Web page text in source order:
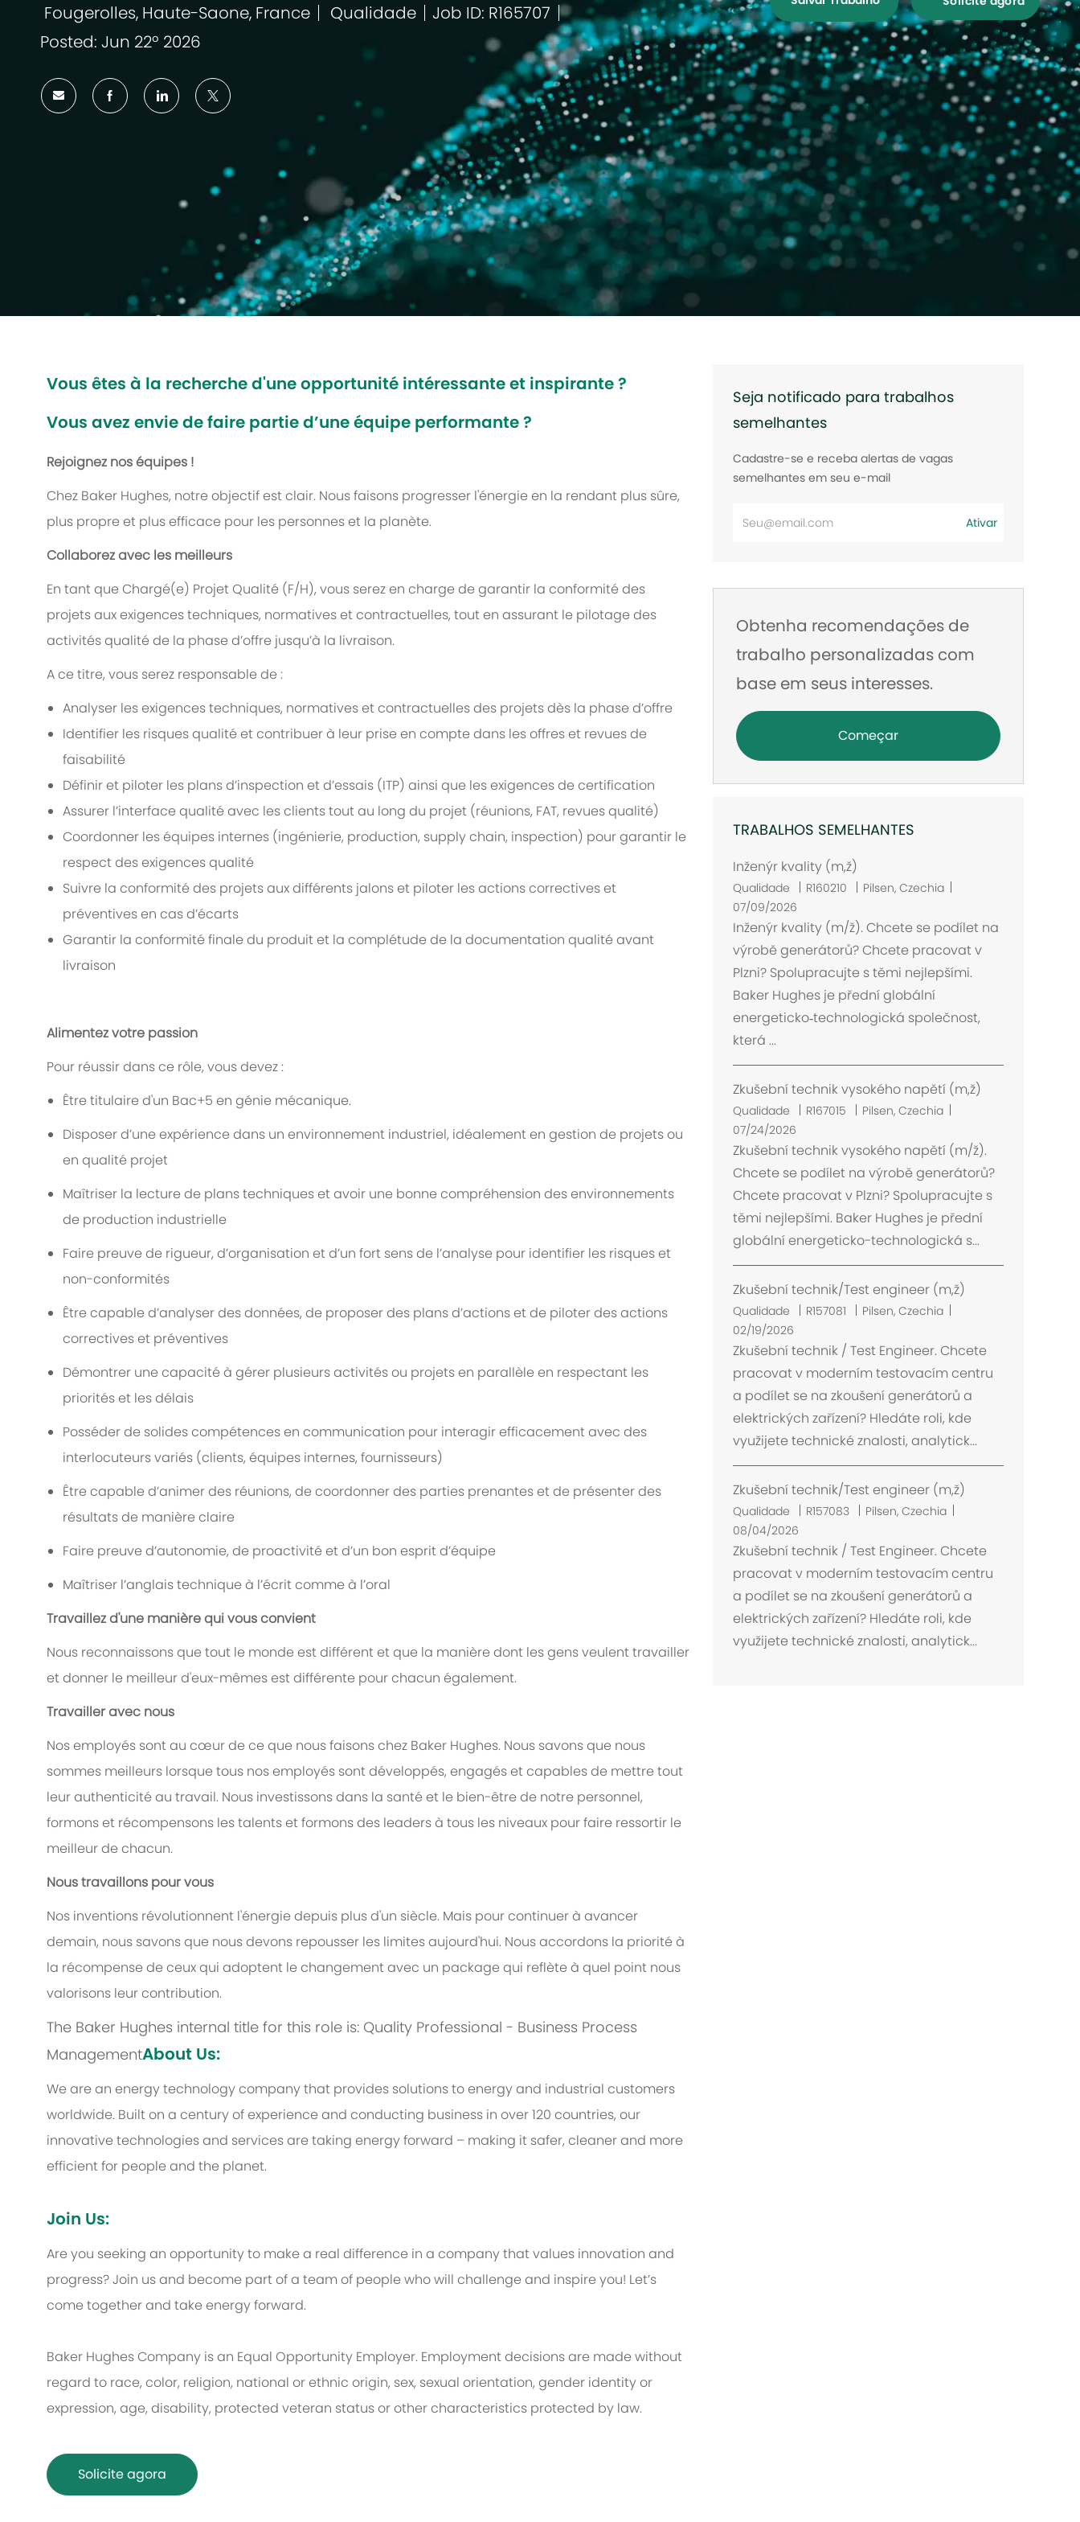
Localização
Fougerolles, Haute-Saone, France
Categoria
Qualidade
Job ID: R165707
Posted: Jun 22º 2026
Vous êtes à la recherche d'une opportunité intéressante et inspirante ?
Vous avez envie de faire partie d’une équipe performante ?
Rejoignez nos équipes !
Chez Baker Hughes, notre objectif est clair. Nous faisons progresser l'énergie en la rendant plus sûre,
plus propre et plus efficace pour les personnes et la planète.
Collaborez avec les meilleurs
En tant que Chargé(e) Projet Qualité (F/H), vous serez en charge de garantir la conformité des
projets aux exigences techniques, normatives et contractuelles, tout en assurant le pilotage des
activités qualité de la phase d’offre jusqu’à la livraison.
A ce titre, vous serez responsable de :
Analyser les exigences techniques, normatives et contractuelles des projets dès la phase d’offre
Identifier les risques qualité et contribuer à leur prise en compte dans les offres et revues de
faisabilité
Définir et piloter les plans d’inspection et d’essais (ITP) ainsi que les exigences de certification
Assurer l’interface qualité avec les clients tout au long du projet (réunions, FAT, revues qualité)
Coordonner les équipes internes (ingénierie, production, supply chain, inspection) pour garantir le
respect des exigences qualité
Suivre la conformité des projets aux différents jalons et piloter les actions correctives et
préventives en cas d’écarts
Garantir la conformité finale du produit et la complétude de la documentation qualité avant
livraison
Alimentez votre passion
Pour réussir dans ce rôle, vous devez :
Être titulaire d'un Bac+5 en génie mécanique.
Disposer d’une expérience dans un environnement industriel, idéalement en gestion de projets ou
en qualité projet
Maîtriser la lecture de plans techniques et avoir une bonne compréhension des environnements
de production industrielle
Faire preuve de rigueur, d’organisation et d’un fort sens de l’analyse pour identifier les risques et
non-conformités
Être capable d’analyser des données, de proposer des plans d’actions et de piloter des actions
correctives et préventives
Démontrer une capacité à gérer plusieurs activités ou projets en parallèle en respectant les
priorités et les délais
Posséder de solides compétences en communication pour interagir efficacement avec des
interlocuteurs variés (clients, équipes internes, fournisseurs)
Être capable d’animer des réunions, de coordonner des parties prenantes et de présenter des
résultats de manière claire
Faire preuve d’autonomie, de proactivité et d’un bon esprit d’équipe
Maîtriser l’anglais technique à l’écrit comme à l’oral
Travaillez d'une manière qui vous convient
Nous reconnaissons que tout le monde est différent et que la manière dont les gens veulent travailler
et donner le meilleur d'eux-mêmes est différente pour chacun également.
Travailler avec nous
Nos employés sont au cœur de ce que nous faisons chez Baker Hughes. Nous savons que nous
sommes meilleurs lorsque tous nos employés sont développés, engagés et capables de mettre tout
leur authenticité au travail. Nous investissons dans la santé et le bien-être de notre personnel,
formons et récompensons les talents et formons des leaders à tous les niveaux pour faire ressortir le
meilleur de chacun.
Nous travaillons pour vous
Nos inventions révolutionnent l'énergie depuis plus d'un siècle. Mais pour continuer à avancer
demain, nous savons que nous devons repousser les limites aujourd'hui. Nous accordons la priorité à
la récompense de ceux qui adoptent le changement avec un package qui reflète à quel point nous
valorisons leur contribution.
The Baker Hughes internal title for this role is: Quality Professional - Business Process
ManagementAbout Us:
We are an energy technology company that provides solutions to energy and industrial customers
worldwide. Built on a century of experience and conducting business in over 120 countries, our
innovative technologies and services are taking energy forward – making it safer, cleaner and more
efficient for people and the planet.
Join Us:
Are you seeking an opportunity to make a real difference in a company that values innovation and
progress? Join us and become part of a team of people who will challenge and inspire you! Let’s
come together and take energy forward.
Baker Hughes Company is an Equal Opportunity Employer. Employment decisions are made without
regard to race, color, religion, national or ethnic origin, sex, sexual orientation, gender identity or
expression, age, disability, protected veteran status or other characteristics protected by law.
Solicite agora
Seja notificado para trabalhos
semelhantes
Cadastre-se e receba alertas de vagas
semelhantes em seu e-mail
mail
Ativar
Obtenha recomendações de
trabalho personalizadas com
base em seus interesses.
Começar
TRABALHOS SEMELHANTES
Inženýr kvality (m,ž)
Qualidade R160210
L
c
a
z
a
ã
Pilsen, Czechia
07/09/2026
Inženýr kvality (m/ž). Chcete se podílet na
výrobě generátorů? Chcete pracovat v
Plzni? Spolupracujte s těmi nejlepšími.
Baker Hughes je přední globální
energeticko‑technologická společnost,
která ...
Zkušební technik vysokého napětí (m,ž)
Qualidade R167015
L
c
a
l
z
a
ç
ã
o
Pilsen, Czechia
07/24/2026
Zkušební technik vysokého napětí (m/ž).
Chcete se podílet na výrobě generátorů?
Chcete pracovat v Plzni? Spolupracujte s
těmi nejlepšími. Baker Hughes je přední
globální energeticko-technologická s...
Zkušební technik/Test engineer (m,ž)
Qualidade R157081
L
c
a
l
z
a
ç
ã
o
Pilsen, Czechia
02/19/2026
Zkušební technik / Test Engineer. Chcete
pracovat v moderním testovacím centru
a podílet se na zkoušení generátorů a
elektrických zařízení? Hledáte roli, kde
využijete technické znalosti, analytick...
Zkušební technik/Test engineer (m,ž)
Qualidade R157083
L
c
a
a
Pilsen, Czechia
08/04/2026
Zkušební technik / Test Engineer. Chcete
pracovat v moderním testovacím centru
a podílet se na zkoušení generátorů a
elektrických zařízení? Hledáte roli, kde
využijete technické znalosti, analytick...